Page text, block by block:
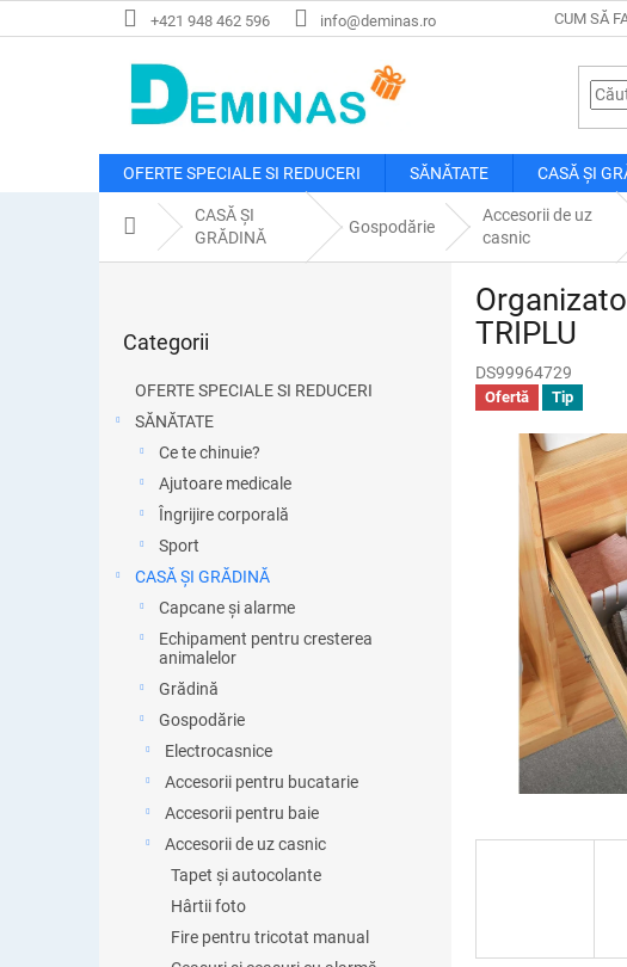
la
+421 948 462 596 info@deminas.ro CUM SĂ
OFERTE SPECIALE SI REDUCERI SĂNĂTATE CASĂ ȘI
Acasă
CASĂ ȘI
GRĂDINĂ
Gospodărie
Accesorii de uz
casnic
peste
Categorii
OFERTE SPECIALE SI REDUCERI
SĂNĂTATE
Ce te chinuie?
Ajutoare medicale
Îngrijire corporală
Sport
CASĂ ȘI GRĂDINĂ
Capcane și alarme
Echipament pentru cresterea
animalelor
Grădină
Gospodărie
Electrocasnice
Accesorii pentru bucatarie
Accesorii pentru baie
Accesorii de uz casnic
Tapet și autocolante
Hârtii foto
Fire pentru tricotat manual
TRIPLU
DS99964729
Ofertă Tip